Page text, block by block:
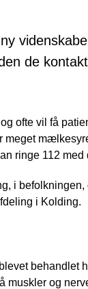
de
ofte vil få
meget
ringe 112 med
i befolkningen,
i Kolding.
behandlet
muskler og